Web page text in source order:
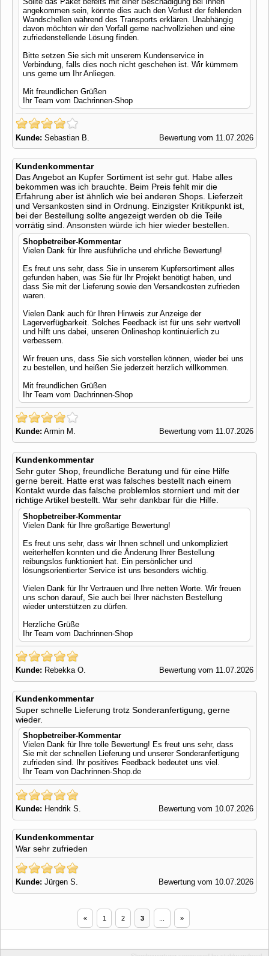
angekommen sein, könnte dies auch den Verlust der fehlenden
Wandschellen während des Transports erklären. Unabhängig
davon möchten wir den Vorfall gerne nachvollziehen und eine
zufriedenstellende Lösung finden.
Bitte setzen Sie sich mit unserem Kundenservice in
Verbindung, falls dies noch nicht geschehen ist. Wir kümmern
uns gerne um Ihr Anliegen.
Mit freundlichen Grüßen
Ihr Team vom Dachrinnen-Shop
Kunde: Sebastian B. Bewertung vom 11.07.2026
Kundenkommentar
Das Angebot an Kupfer Sortiment ist sehr gut. Habe alles
bekommen was ich brauchte. Beim Preis fehlt mir die
Erfahrung aber ist ähnlich wie bei anderen Shops. Lieferzeit
und Versankosten sind in Ordnung. Einzigster Kritikpunkt ist,
bei der Bestellung sollte angezeigt werden ob die Teile
vorrätig sind. Ansonsten würde ich hier wieder bestellen.
Shopbetreiber-Kommentar
Vielen Dank für Ihre ausführliche und ehrliche Bewertung!
Es freut uns sehr, dass Sie in unserem Kupfersortiment alles
gefunden haben, was Sie für Ihr Projekt benötigt haben, und
dass Sie mit der Lieferung sowie den Versandkosten zufrieden
waren.
Vielen Dank auch für Ihren Hinweis zur Anzeige der
Lagerverfügbarkeit. Solches Feedback ist für uns sehr wertvoll
und hilft uns dabei, unseren Onlineshop kontinuierlich zu
verbessern.
Wir freuen uns, dass Sie sich vorstellen können, wieder bei uns
zu bestellen, und heißen Sie jederzeit herzlich willkommen.
Mit freundlichen Grüßen
Ihr Team vom Dachrinnen-Shop
Kunde: Armin M. Bewertung vom 11.07.2026
Kundenkommentar
Sehr guter Shop, freundliche Beratung und für eine Hilfe
gerne bereit. Hatte erst was falsches bestellt nach einem
Kontakt wurde das falsche problemlos storniert und mit der
richtige Artikel bestellt. War sehr dankbar für die Hilfe.
Shopbetreiber-Kommentar
Vielen Dank für Ihre großartige Bewertung!
Es freut uns sehr, dass wir Ihnen schnell und unkompliziert
weiterhelfen konnten und die Änderung Ihrer Bestellung
reibungslos funktioniert hat. Ein persönlicher und
lösungsorientierter Service ist uns besonders wichtig.
Vielen Dank für Ihr Vertrauen und Ihre netten Worte. Wir freuen
uns schon darauf, Sie auch bei Ihrer nächsten Bestellung
wieder unterstützen zu dürfen.
Herzliche Grüße
Ihr Team vom Dachrinnen-Shop
Kunde: Rebekka O. Bewertung vom 11.07.2026
Kundenkommentar
Super schnelle Lieferung trotz Sonderanfertigung, gerne
wieder.
Shopbetreiber-Kommentar
Vielen Dank für Ihre tolle Bewertung! Es freut uns sehr, dass
Sie mit der schnellen Lieferung und unserer Sonderanfertigung
zufrieden sind. Ihr positives Feedback bedeutet uns viel.
Ihr Team von Dachrinnen-Shop.de
Kunde: Hendrik S. Bewertung vom 10.07.2026
Kundenkommentar
War sehr zufrieden
Kunde: Jürgen S. Bewertung vom 10.07.2026
« 1 2 3 »